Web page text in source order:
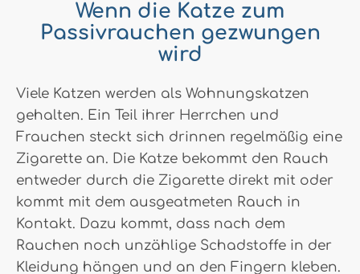
Wenn die Katze zum
Passivrauchen gezwungen
wird
Viele Katzen werden als Wohnungskatzen
gehalten. Ein Teil ihrer Herrchen und
Frauchen steckt sich drinnen regelmäßig eine
Zigarette an. Die Katze bekommt den Rauch
entweder durch die Zigarette direkt mit oder
kommt mit dem ausgeatmeten Rauch in
Kontakt. Dazu kommt, dass nach dem
Rauchen noch unzählige Schadstoffe in der
Kleidung hängen und an den Fingern kleben.